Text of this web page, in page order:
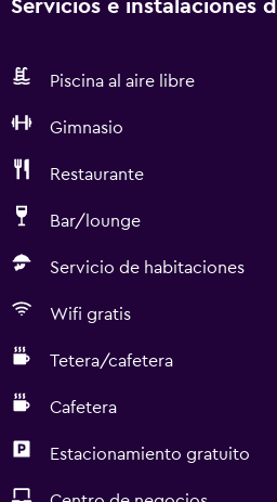
Servicios e instalaciones
Piscina al aire libre
Gimnasio
Restaurante
Bar/lounge
Servicio de habitaciones
Wifi gratis
Tetera/cafetera
Cafetera
Estacionamiento gratuito